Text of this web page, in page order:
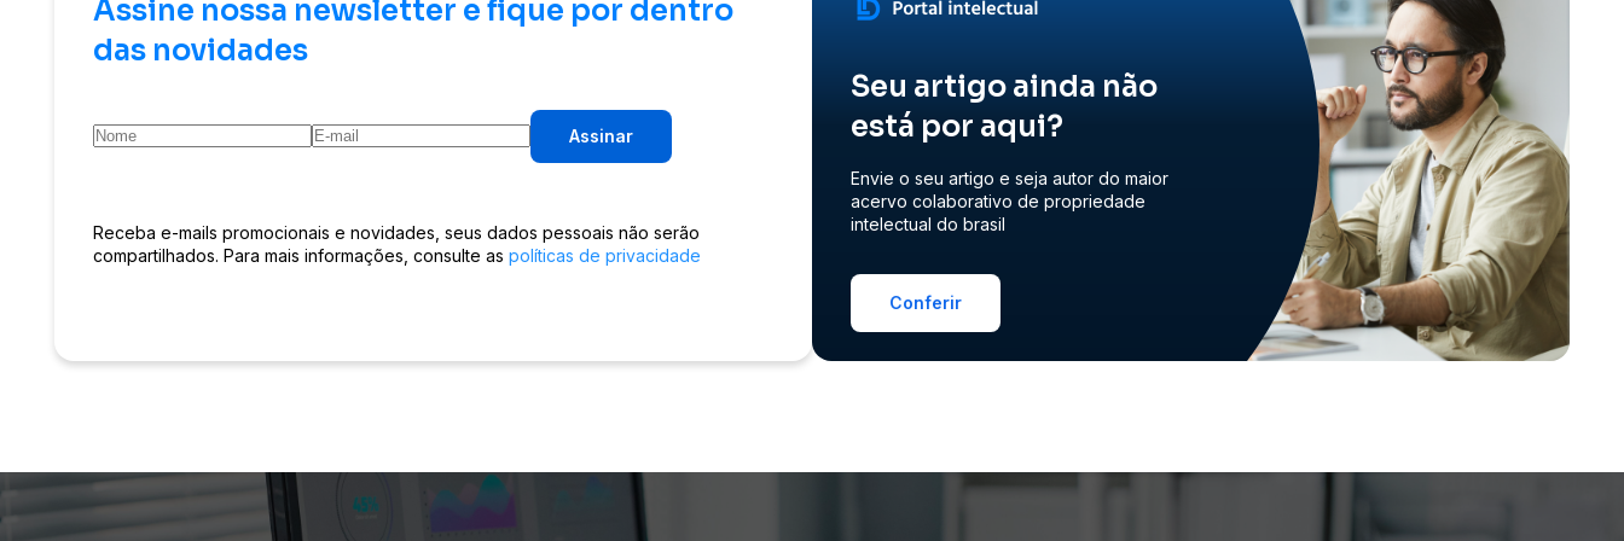
Assine nossa newsletter e fique por dentro
das novidades
Assinar
Receba e-mails promocionais e novidades, seus dados pessoais não serão
compartilhados. Para mais informações, consulte as políticas de privacidade
Seu artigo ainda não
está por aqui?
Envie o seu artigo e seja autor do maior
acervo colaborativo de propriedade
intelectual do brasil
Conferir